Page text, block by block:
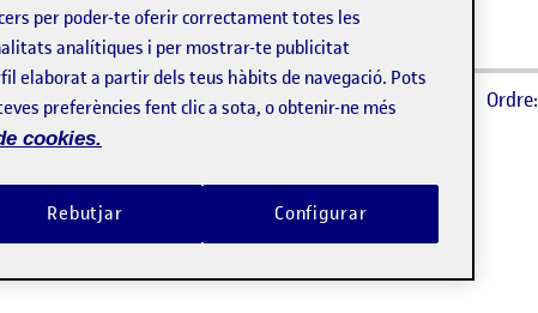
Ajuda
Ordre:
per poder-te oferir correctament totes les
analítiques i per mostrar-te publicitat
elaborat a partir dels teus hàbits de navegació. Pots
preferències fent clic a sota, o obtenir-ne més
cookies.
Rebutjar Configurar